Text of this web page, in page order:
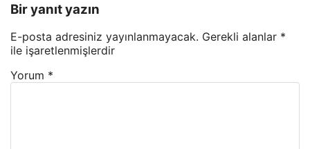
Bir yanıt yazın
E-posta adresiniz yayınlanmayacak. Gerekli alanlar *
ile işaretlenmişlerdir
Yorum *